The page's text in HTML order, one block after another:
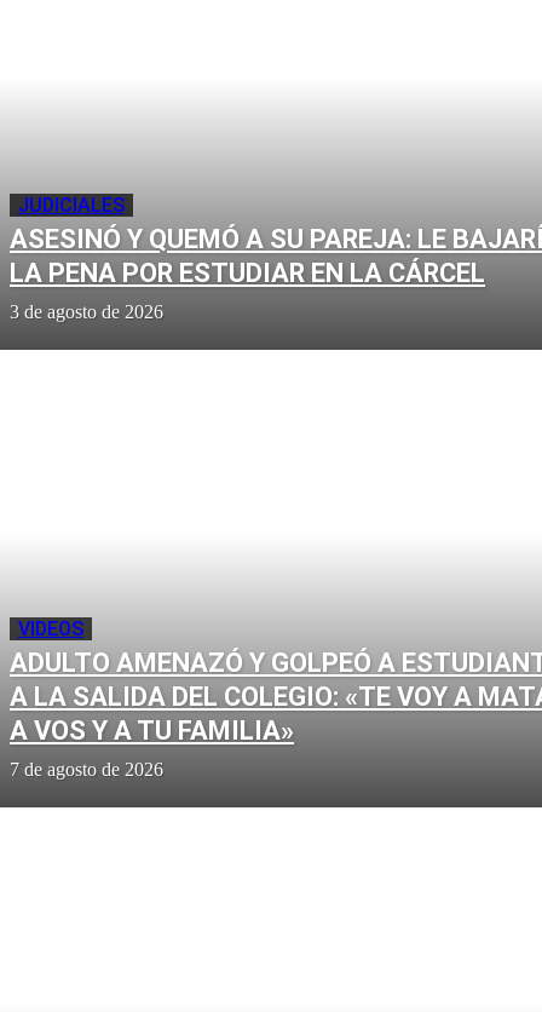
JUDICIALES
ASESINÓ Y QUEMÓ A SU PAREJA: LE
LA PENA POR ESTUDIAR EN LA CÁRCEL
3 de agosto de 2026
VIDEOS
ADULTO AMENAZÓ Y GOLPEÓ A
A LA SALIDA DEL COLEGIO: «TE VOY A
A VOS Y A TU FAMILIA»
7 de agosto de 2026